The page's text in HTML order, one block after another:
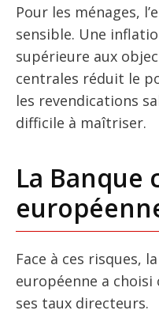
Pour les ménages,
sensible. Une
supérieure aux
centrales réduit le
les revendications
difficile à maîtriser.
La Banque
Face à ces risques,
européenne a
ses taux directeurs.